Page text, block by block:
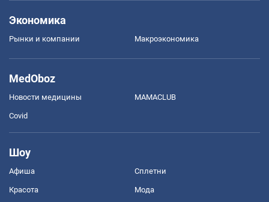
Экономика
Рынки и компании Mакроэкономика
MedOboz
Новости медицины MAMACLUB
Covid
Шоу
Афиша Сплетни
Красота Мода